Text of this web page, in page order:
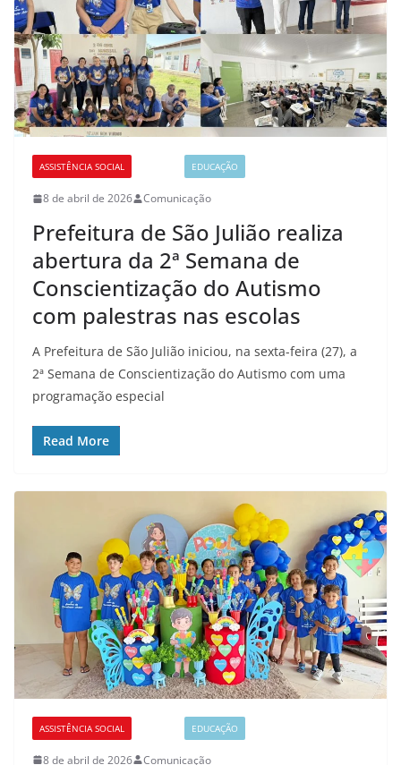
ASSISTÊNCIA SOCIAL EDUCAÇÃO
8 de abril de 2026 Comunicação
Prefeitura de São Julião realiza
abertura da 2ª Semana de
Conscientização do Autismo
com palestras nas escolas
A Prefeitura de São Julião iniciou, na sexta-feira (27), a
2ª Semana de Conscientização do Autismo com uma
programação especial
Read More
ASSISTÊNCIA SOCIAL EDUCAÇÃO
8 de abril de 2026 Comunicação